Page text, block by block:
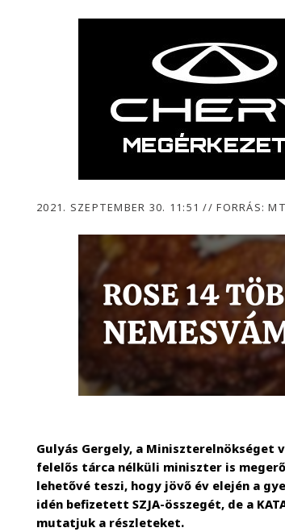
2021. SZEPTEMBER 30. 11:51// FORRÁS:
Gulyás Gergely, a Miniszterelnökséget
felelős tárca nélküli miniszter is
lehetővé teszi, hogy jövő év elején a
idén befizetett SZJA-összegét, de a
mutatjuk a részleteket.